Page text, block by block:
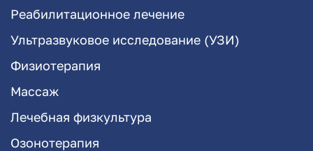
Реабилитационное лечение
Ультразвуковое исследование (УЗИ)
Физиотерапия
Массаж
Лечебная физкультура
Озонотерапия